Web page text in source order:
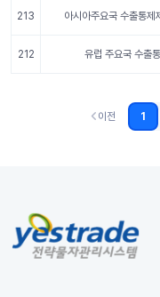
213 아시아주요국 수출통제
212 유럽 주요국 수출
이전 (없음)
이전 1